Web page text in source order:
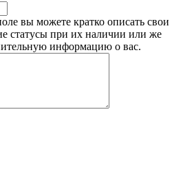
вы можете кратко описать свои
статусы при их наличии или же
информацию о вас.